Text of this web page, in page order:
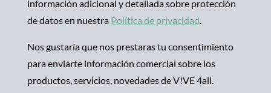
información adicional y detallada sobre protección
de datos en nuestra Política de privacidad.
Nos gustaría que nos prestaras tu consentimiento
para enviarte información comercial sobre los
productos, servicios, novedades de V!VE 4all.